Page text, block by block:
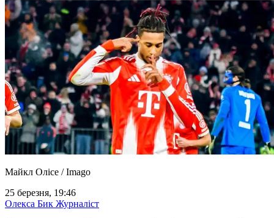
Майкл Олісе / Imago
25 березня, 19:46
Олекса Бик Журналіст